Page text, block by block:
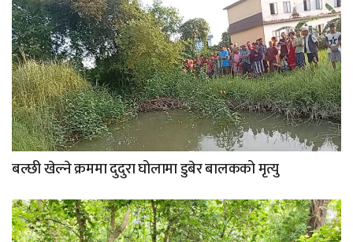
बल्छी खेल्ने क्रममा दुदुरा घोलामा डुबेर बालकको मृत्यु